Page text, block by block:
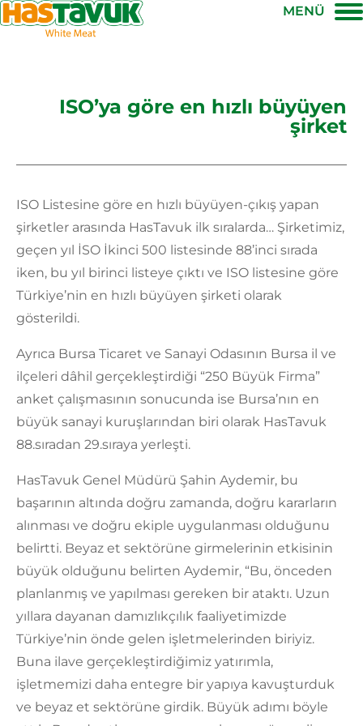
MENÜ
ISO’ya göre en hızlı büyüyen
şirket
ISO Listesine göre en hızlı büyüyen-çıkış yapan
şirketler arasında HasTavuk ilk sıralarda… Şirketimiz,
geçen yıl İSO İkinci 500 listesinde 88’inci sırada
iken, bu yıl birinci listeye çıktı ve ISO listesine göre
Türkiye’nin en hızlı büyüyen şirketi olarak
gösterildi.
Ayrıca Bursa Ticaret ve Sanayi Odasının Bursa il ve
ilçeleri dâhil gerçekleştirdiği “250 Büyük Firma”
anket çalışmasının sonucunda ise Bursa’nın en
büyük sanayi kuruşlarından biri olarak HasTavuk
88.sıradan 29.sıraya yerleşti.
HasTavuk Genel Müdürü Şahin Aydemir, bu
başarının altında doğru zamanda, doğru kararların
alınması ve doğru ekiple uygulanması olduğunu
belirtti. Beyaz et sektörüne girmelerinin etkisinin
büyük olduğunu belirten Aydemir, “Bu, önceden
planlanmış ve yapılması gereken bir ataktı. Uzun
yıllara dayanan damızlıkçılık faaliyetimizde
Türkiye’nin önde gelen işletmelerinden biriyiz.
Buna ilave gerçekleştirdiğimiz yatırımla,
işletmemizi daha entegre bir yapıya kavuşturduk
ve beyaz et sektörüne girdik. Büyük adımı böyle